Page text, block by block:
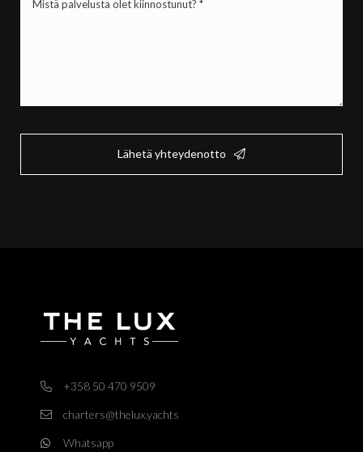
palvelusta
Lähetä yhteydenotto
+358 50 470 9509
charters@thelux.yachts
Whatsapp